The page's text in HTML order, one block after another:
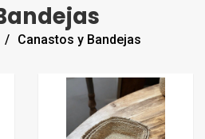
Canastos y Bandejas